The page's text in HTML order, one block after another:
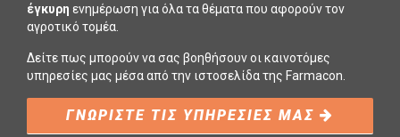
έγκυρη ενημέρωση για όλα τα θέματα που αφορούν τον
αγροτικό τομέα.
Δείτε πως μπορούν να σας βοηθήσουν οι καινοτόμες
υπηρεσίες μας μέσα από την ιστοσελίδα της Farmacon.
ΓΝΩΡΙΣΤΕ ΤΙΣ ΥΠΗΡΕΣΙΕΣ ΜΑΣ